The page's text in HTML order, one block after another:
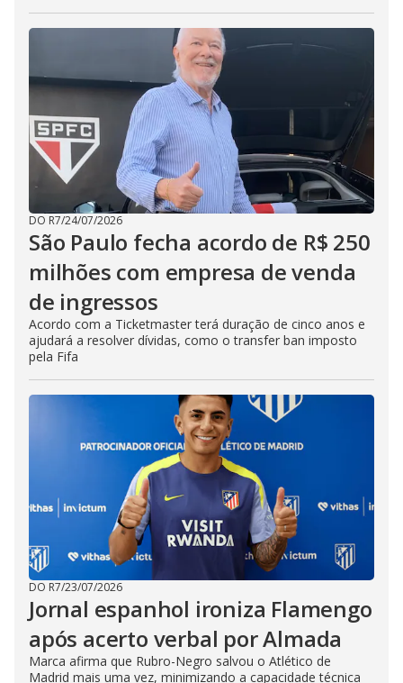
DO R7/24/07/2026
São Paulo fecha acordo de R$ 250
milhões com empresa de venda
de ingressos
Acordo com a Ticketmaster terá duração de cinco anos e
ajudará a resolver dívidas, como o transfer ban imposto
pela Fifa
DO R7/23/07/2026
Jornal espanhol ironiza Flamengo
após acerto verbal por Almada
Marca afirma que Rubro-Negro salvou o Atlético de
Madrid mais uma vez, minimizando a capacidade técnica